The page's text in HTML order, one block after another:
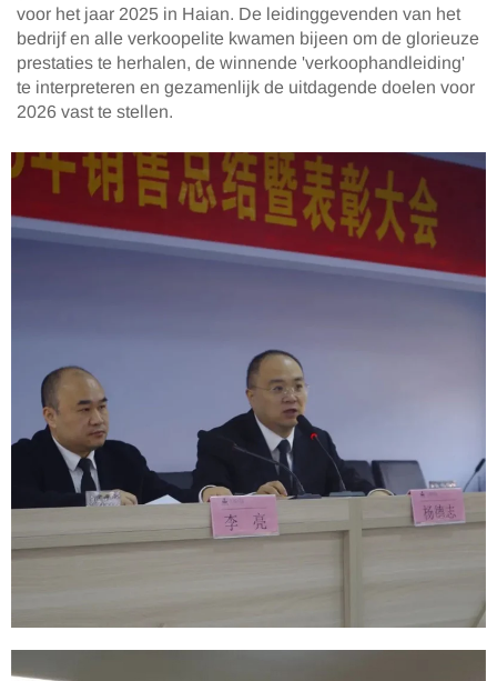
voor het jaar 2025 in Haian. De leidinggevenden van het
bedrijf en alle verkoopelite kwamen bijeen om de glorieuze
prestaties te herhalen, de winnende 'verkoophandleiding'
te interpreteren en gezamenlijk de uitdagende doelen voor
2026 vast te stellen.